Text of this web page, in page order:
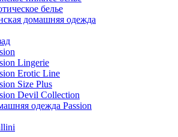
белье
домашняя одежда
Lingerie
Erotic Line
Size Plus
Devil Collection
одежда Passion